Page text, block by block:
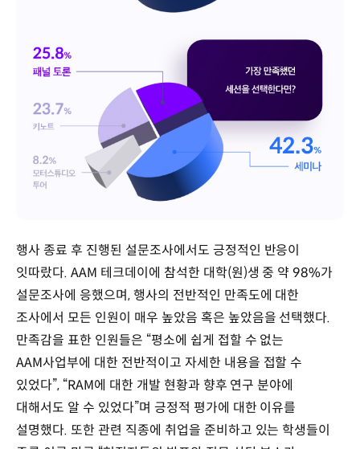
행사 종료 후 진행된 설문조사에서도 긍정적인 반응이
잇따랐다. AAM 테크데이에 참석한 대학(원)생 중 약 98%가
설문조사에 응했으며, 행사의 전반적인 만족도에 대한
조사에서 모든 인원이 매우 높았음 혹은 높았음을 선택했다.
만족감을 표한 인원들은 “평소에 쉽게 접할 수 없는
AAM사업부에 대한 전반적이고 자세한 내용을 접할 수
있었다”, “RAM에 대한 개발 현황과 향후 연구 분야에
대해서도 알 수 있었다”며 긍정적 평가에 대한 이유를
설명했다. 또한 관련 직종에 취업을 준비하고 있는 학생들이